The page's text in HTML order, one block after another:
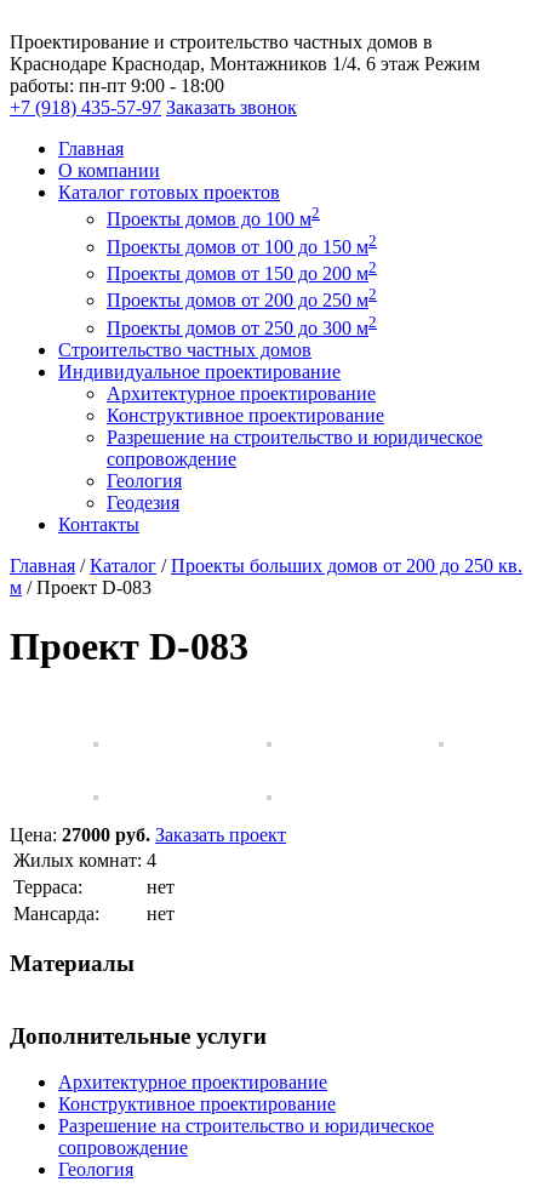
Проектирование и строительство частных домов в
Краснодаре Краснодар, Монтажников 1/4. 6 этаж Режим
работы: пн-пт 9:00 - 18:00
+7 (918) 435-57-97 Заказать звонок
Главная
О компании
Каталог готовых проектов
Проекты домов до 100 м2
Проекты домов от 100 до 150 м2
Проекты домов от 150 до 200 м2
Проекты домов от 200 до 250 м2
Проекты домов от 250 до 300 м2
Строительство частных домов
Индивидуальное проектирование
Архитектурное проектирование
Конструктивное проектирование
Разрешение на строительство и юридическое
сопровождение
Геология
Геодезия
Контакты
Главная /Каталог /Проекты больших домов от 200 до 250 кв.
м /Проект D-083
Проект D-083
Цена: 27000 руб. Заказать проект
Жилых комнат: 4
Терраса:
нет
Мансарда:
нет
Материалы
Дополнительные услуги
Архитектурное проектирование
Конструктивное проектирование
Разрешение на строительство и юридическое
сопровождение
Геология